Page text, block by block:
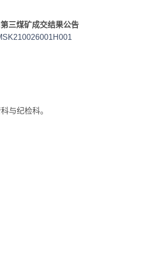
三煤矿成交结果公告
与纪检科。